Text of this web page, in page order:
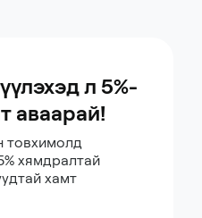
л 5%-
аваарай!
товхимолд
хямдралтай
хамт